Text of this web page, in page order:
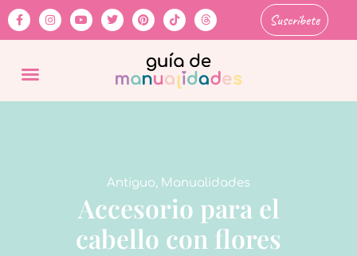
Suscríbete
Antiguo, Manualidades
Accesorio para el
cabello con flores